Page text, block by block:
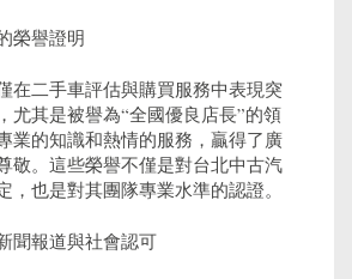
榮譽證明
在二手車評估與購買服務中表現突
尤其是被譽為“全國優良店長”的領
業的知識和熱情的服務，贏得了廣
敬。這些榮譽不僅是對台北中古汽
，也是對其團隊專業水準的認證。
聞報道與社會認可